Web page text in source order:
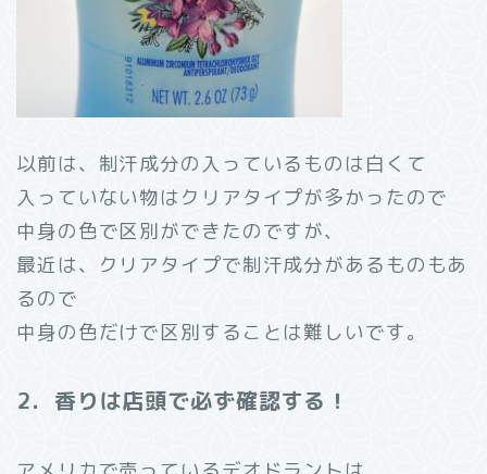
以前は、制汗成分の入っているものは白くて
入っていない物はクリアタイプが多かったので
中身の色で区別ができたのですが、
最近は、クリアタイプで制汗成分があるものもあ
るので
中身の色だけで区別することは難しいです。
2．香りは店頭で必ず確認する！